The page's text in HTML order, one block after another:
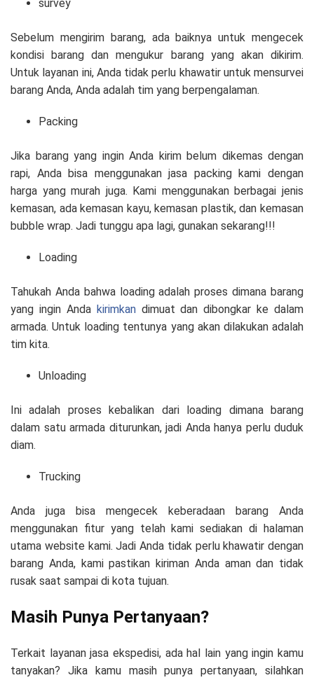
survey
Sebelum mengirim barang, ada baiknya untuk mengecek
kondisi barang dan mengukur barang yang akan dikirim.
Untuk layanan ini, Anda tidak perlu khawatir untuk mensurvei
barang Anda, Anda adalah tim yang berpengalaman.
Packing
Jika barang yang ingin Anda kirim belum dikemas dengan
rapi, Anda bisa menggunakan jasa packing kami dengan
harga yang murah juga. Kami menggunakan berbagai jenis
kemasan, ada kemasan kayu, kemasan plastik, dan kemasan
bubble wrap. Jadi tunggu apa lagi, gunakan sekarang!!!
Loading
Tahukah Anda bahwa loading adalah proses dimana barang
yang ingin Anda kirimkandimuat dan dibongkar ke dalam
armada. Untuk loading tentunya yang akan dilakukan adalah
tim kita.
Unloading
Ini adalah proses kebalikan dari loading dimana barang
dalam satu armada diturunkan, jadi Anda hanya perlu duduk
diam.
Trucking
Anda juga bisa mengecek keberadaan barang Anda
menggunakan fitur yang telah kami sediakan di halaman
utama website kami. Jadi Anda tidak perlu khawatir dengan
barang Anda, kami pastikan kiriman Anda aman dan tidak
rusak saat sampai di kota tujuan.
Masih Punya Pertanyaan?
Terkait layanan jasa ekspedisi, ada hal lain yang ingin kamu
tanyakan? Jika kamu masih punya pertanyaan, silahkan